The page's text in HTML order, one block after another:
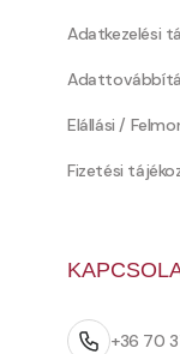
Adatkezelési
Elállási /
Fizetési
+36 70